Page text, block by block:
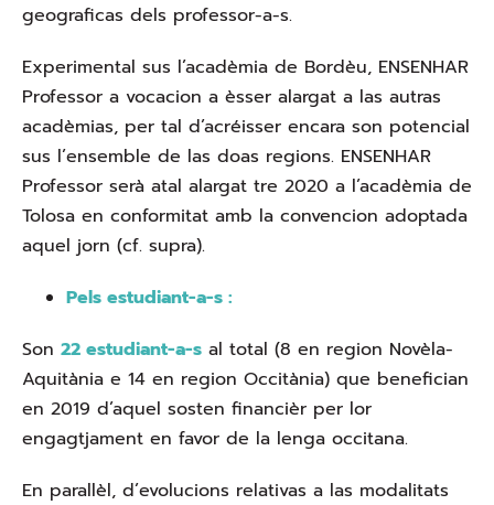
geograficas dels professor-a-s.
Experimental sus l’acadèmia de Bordèu, ENSENHAR
Professor a vocacion a èsser alargat a las autras
acadèmias, per tal d’acréisser encara son potencial
sus l’ensemble de las doas regions. ENSENHAR
Professor serà atal alargat tre 2020 a l’acadèmia de
Tolosa en conformitat amb la convencion adoptada
aquel jorn (cf. supra).
Pels estudiant-a-s :
Son 22 estudiant-a-s al total (8 en region Novèla-
Aquitània e 14 en region Occitània) que benefician
en 2019 d’aquel sosten financièr per lor
engagtjament en favor de la lenga occitana.
En parallèl, d’evolucions relativas a las modalitats